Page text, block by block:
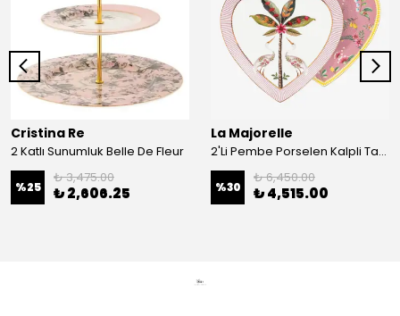
Cristina Re
2 Katlı Sunumluk Belle De Fleur
%25
₺ 3,475.00
₺ 2,606.25
La Majorelle
2'Li Pembe Porselen Kalpli Tabak 21,5 Cm La Majorelle
%30
₺ 6,450.00
₺ 4,515.00